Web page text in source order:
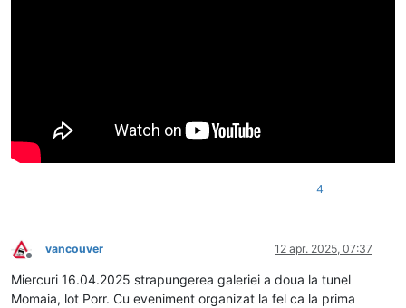
4
Deconectat
vancouver 12 apr. 2025, 07:37
Miercuri 16.04.2025 strapungerea galeriei a doua la tunel
Momaia, lot Porr. Cu eveniment organizat la fel ca la prima